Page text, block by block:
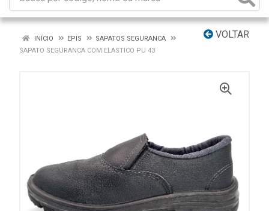
VOLTAR
INÍCIO EPIS
SAPATOS SEGURANCA
SAPATO SEGURANCA COM ELASTICO PU 43